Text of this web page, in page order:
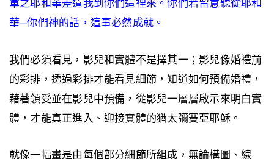
軍之耶和華差遣我到你們這裡來。你們若留意聽從耶和
華─你們神的話，這事必然成就。
我們必須看見，影兒和實體不是擇其一；影兒像婚禮前
的彩排，透過彩排才能看見細節，知道如何預備婚禮，
藉著領受並在影兒中預備，從影兒一層層啟示來明白實
體，才能真正進入、迎接實體的猶太彌賽亞耶穌。